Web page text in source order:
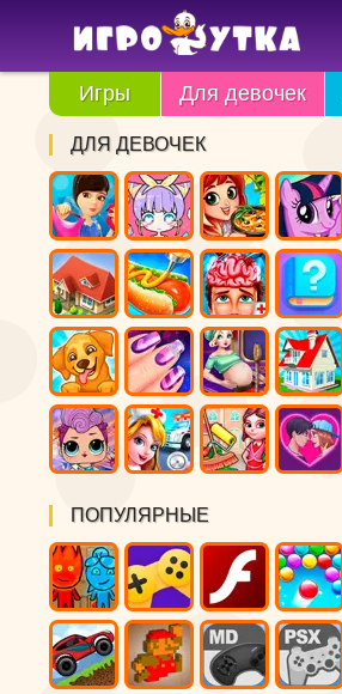
Игры Для девочек
ДЛЯ ДЕВОЧЕК
ПОПУЛЯРНЫЕ